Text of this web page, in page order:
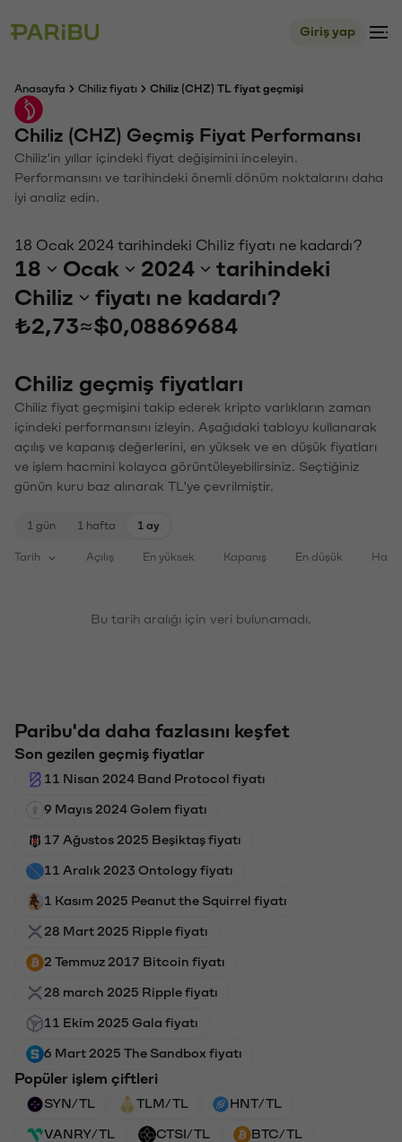
Giriş yap
Anasayfa Chiliz fiyatı Chiliz (CHZ) TL fiyat geçmişi
Chiliz (CHZ) Geçmiş Fiyat Performansı
Chiliz'in yıllar içindeki fiyat değişimini inceleyin.
Performansını ve tarihindeki önemli dönüm noktalarını daha
iyi analiz edin.
18 Ocak 2024 tarihindeki Chiliz fiyatı ne kadardı?
18 Ocak 2024
tarihindeki
Chiliz
fiyatı ne kadardı?
₺2,73≈$0,08869684
Chiliz geçmiş fiyatları
Chiliz fiyat geçmişini takip ederek kripto varlıkların zaman
içindeki performansını izleyin. Aşağıdaki tabloyu kullanarak
açılış ve kapanış değerlerini, en yüksek ve en düşük fiyatları
ve işlem hacmini kolayca görüntüleyebilirsiniz. Seçtiğiniz
günün kuru baz alınarak TL'ye çevrilmiştir.
1 gün 1 hafta 1 ay
Tarih Açılış En yüksek Kapanış En düşük
Bu tarih aralığı için veri bulunamadı.
Paribu'da daha fazlasını keşfet
Son gezilen geçmiş fiyatlar
11 Nisan 2024 Band Protocol fiyatı
9 Mayıs 2024 Golem fiyatı
17 Ağustos 2025 Beşiktaş fiyatı
11 Aralık 2023 Ontology fiyatı
1 Kasım 2025 Peanut the Squirrel fiyatı
28 Mart 2025 Ripple fiyatı
2 Temmuz 2017 Bitcoin fiyatı
28 march 2025 Ripple fiyatı
11 Ekim 2025 Gala fiyatı
6 Mart 2025 The Sandbox fiyatı
Popüler işlem çiftleri
SYN/TL TLM/TL HNT/TL
VANRY/TL CTSI/TL BTC/TL